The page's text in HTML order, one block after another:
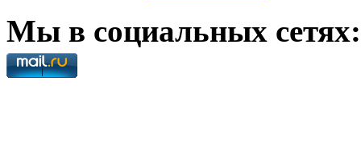
Мы в социальных сетях: